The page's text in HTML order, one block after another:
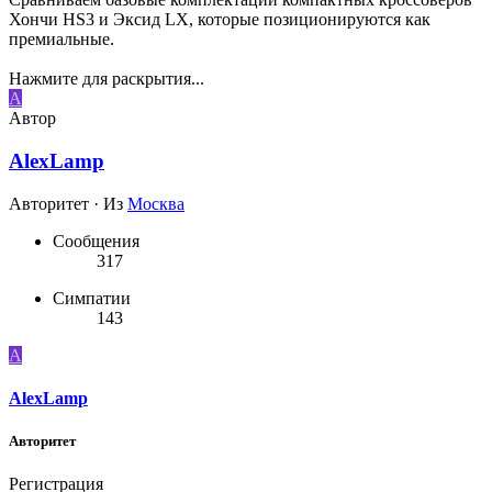
Хончи HS3 и Эксид LX, которые позиционируются как
премиальные.
Нажмите для раскрытия...
A
Автор
AlexLamp
Авторитет · Из Москва
Сообщения
317
Симпатии
143
A
AlexLamp
Авторитет
Регистрация